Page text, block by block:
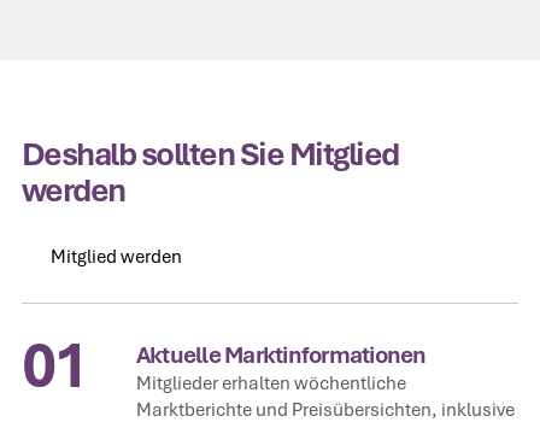
Deshalb sollten Sie Mitglied
werden
Mitglied werden
01 Aktuelle Marktinformationen
Mitglieder erhalten wöchentliche
Marktberichte und Preisübersichten, inklusive